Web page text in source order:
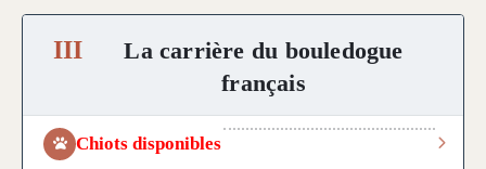
III
La carrière du bouledogue
français
Chiots disponibles